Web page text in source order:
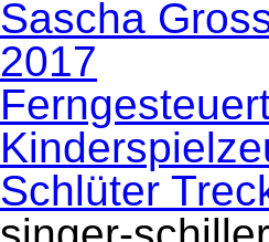
Sascha
2017
Schlüter